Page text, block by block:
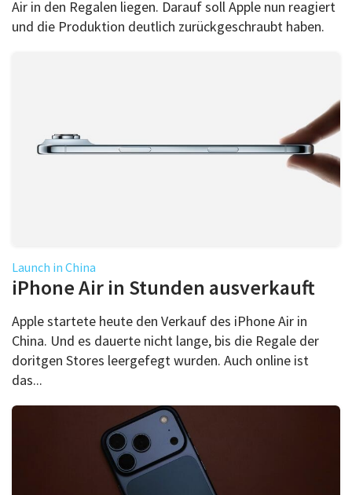
Air in den Regalen liegen. Darauf soll Apple nun reagiert
und die Produktion deutlich zurückgeschraubt haben.
Launch in China
iPhone Air in Stunden ausverkauft
Apple startete heute den Verkauf des iPhone Air in
China. Und es dauerte nicht lange, bis die Regale der
doritgen Stores leergefegt wurden. Auch online ist
das...